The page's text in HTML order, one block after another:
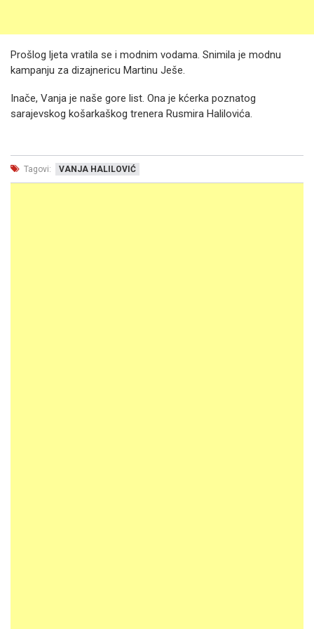
Prošlog ljeta vratila se i modnim vodama. Snimila je modnu
kampanju za dizajnericu Martinu Ješe.
Inače, Vanja je naše gore list. Ona je kćerka poznatog
sarajevskog košarkaškog trenera Rusmira Halilovića.
Tagovi: VANJA HALILOVIĆ